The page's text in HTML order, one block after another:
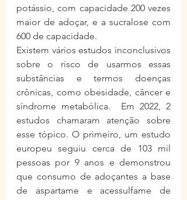
potássio, com capacidade 200 vezes
maior de adoçar, e a sucralose com
600 de capacidade.
Existem vários estudos inconclusivos
sobre o risco de usarmos essas
substâncias e termos doenças
crônicas, como obesidade, câncer e
síndrome metabólica.  Em 2022, 2
estudos chamaram atenção sobre
esse tópico. O primeiro, um estudo
europeu seguiu cerca de 103 mil
pessoas por 9 anos e demonstrou
que consumo de adoçantes a base
de aspartame e acessulfame de